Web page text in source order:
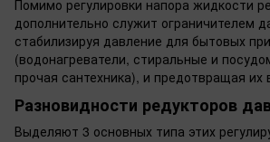
Помимо регулировки напора жидкости
дополнительно служит ограничителем
стабилизируя давление для бытовых
(водонагреватели, стиральные и
прочая сантехника), и предотвращая их
Разновидности редукторов
Выделяют 3 основных типа этих